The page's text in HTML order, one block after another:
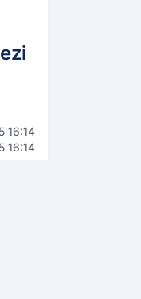
16:14
16:14